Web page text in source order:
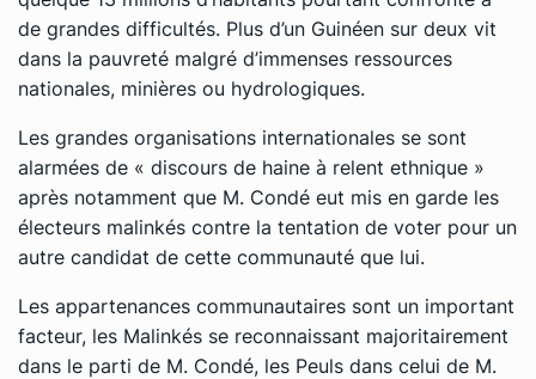
de grandes difficultés. Plus d’un Guinéen sur deux vit
dans la pauvreté malgré d’immenses ressources
nationales, minières ou hydrologiques.
Les grandes organisations internationales se sont
alarmées de « discours de haine à relent ethnique »
après notamment que M. Condé eut mis en garde les
électeurs malinkés contre la tentation de voter pour un
autre candidat de cette communauté que lui.
Les appartenances communautaires sont un important
facteur, les Malinkés se reconnaissant majoritairement
dans le parti de M. Condé, les Peuls dans celui de M.